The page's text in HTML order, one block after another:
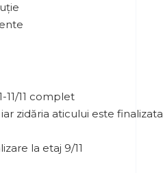
11 complet
zidăria aticului este finalizata
la etaj 9/11